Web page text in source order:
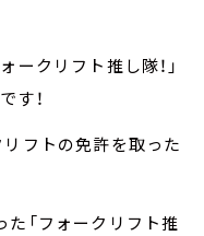
ークリフト推し隊！」
す！
リフトの免許を取った
た「フォークリフト推